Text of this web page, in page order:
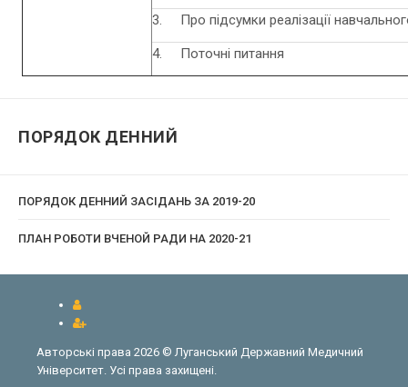
3. Про підсумки реалізації
4. Поточні питання
ПОРЯДОК ДЕННИЙ
ПОРЯДОК ДЕННИЙ ЗАСІДАНЬ ЗА 2019-20
ПЛАН РОБОТИ ВЧЕНОЙ РАДИ НА 2020-21
Авторські права 2026 © Луганський Державний Медичний
Університет. Усі права захищені.